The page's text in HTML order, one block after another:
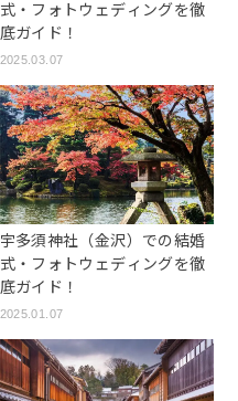
式・フォトウェディングを徹
底ガイド！
2025.03.07
宇多須神社（金沢）での結婚
式・フォトウェディングを徹
底ガイド！
2025.01.07